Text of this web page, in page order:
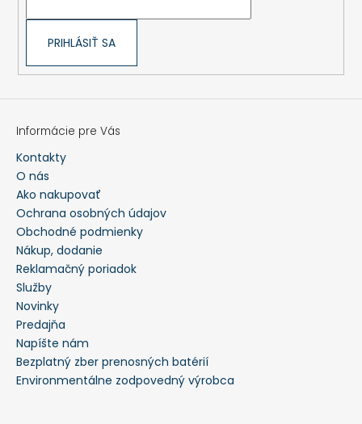
PRIHLÁSIŤ SA
Informácie pre Vás
Kontakty
O nás
Ako nakupovať
Ochrana osobných údajov
Obchodné podmienky
Nákup, dodanie
Reklamačný poriadok
Služby
Novinky
Predajňa
Napíšte nám
Bezplatný zber prenosných batérií
Environmentálne zodpovedný výrobca